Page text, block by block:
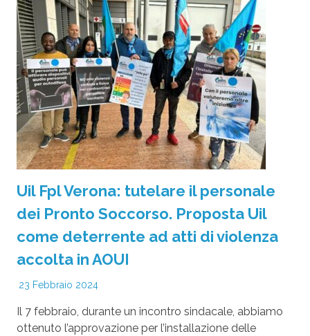
Uil Fpl Verona: tutelare il personale
dei Pronto Soccorso. Proposta Uil
come deterrente ad atti di violenza
accolta in AOUI
23 Febbraio 2024
Il 7 febbraio, durante un incontro sindacale, abbiamo
ottenuto l’approvazione per l’installazione delle